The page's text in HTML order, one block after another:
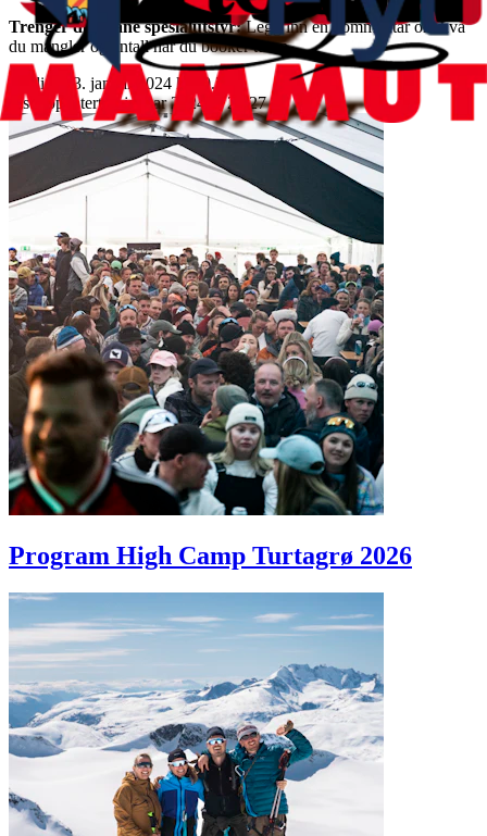
Trenger du å låne spesialutstyr:Legg inn en kommentar om hva
du mangler og antall når du booker turen
Publisert 3. januar 2024 kl 20.27
Sist oppdatert
3. januar 2024 kl 20.27
Program High Camp Turtagrø 2026